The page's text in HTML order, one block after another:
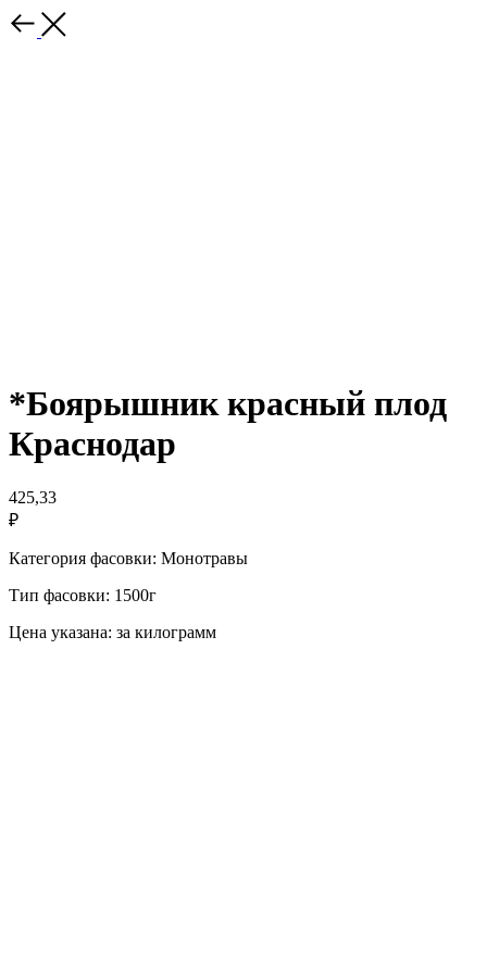
*Боярышник красный плод
Краснодар
425,33
₽
Категория фасовки: Монотравы
Тип фасовки: 1500г
Цена указана: за килограмм